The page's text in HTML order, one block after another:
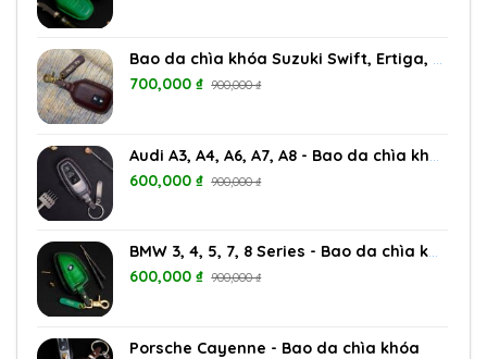
Bao da chìa khóa Suzuki Swift, Ertiga, Vitara, XL7
700,000₫ 900,000₫
Audi A3, A4, A6, A7, A8 - Bao da chìa khóa
600,000₫ 900,000₫
BMW 3, 4, 5, 7, 8 Series - Bao da chìa khóa
600,000₫ 900,000₫
Porsche Cayenne - Bao da chìa khóa